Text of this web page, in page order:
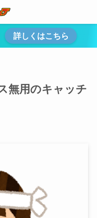
詳しくはこちら
無用のキャッチ